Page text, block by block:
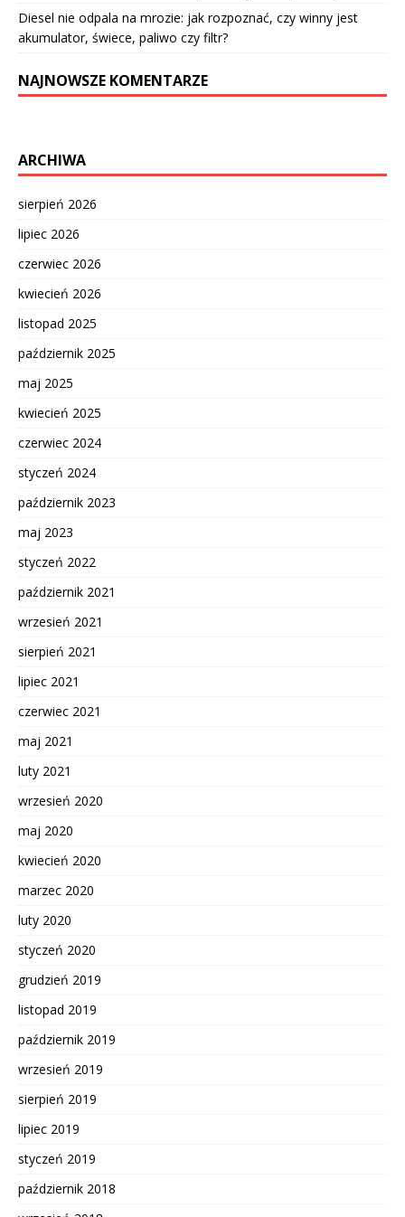
Diesel nie odpala na mrozie: jak rozpoznać, czy winny jest
akumulator, świece, paliwo czy filtr?
NAJNOWSZE KOMENTARZE
ARCHIWA
sierpień 2026
lipiec 2026
czerwiec 2026
kwiecień 2026
listopad 2025
październik 2025
maj 2025
kwiecień 2025
czerwiec 2024
styczeń 2024
październik 2023
maj 2023
styczeń 2022
październik 2021
wrzesień 2021
sierpień 2021
lipiec 2021
czerwiec 2021
maj 2021
luty 2021
wrzesień 2020
maj 2020
kwiecień 2020
marzec 2020
luty 2020
styczeń 2020
grudzień 2019
listopad 2019
październik 2019
wrzesień 2019
sierpień 2019
lipiec 2019
styczeń 2019
październik 2018